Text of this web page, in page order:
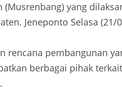
yang
Jeneponto Selasa (21/
pembangunan
berbagai pihak